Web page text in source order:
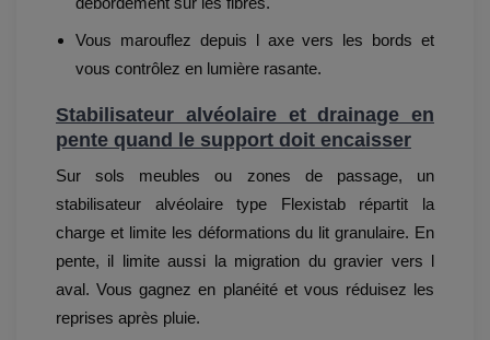
Vous marouflez depuis l axe vers les bords et
vous contrôlez en lumière rasante.
Stabilisateur alvéolaire et drainage en
pente quand le support doit encaisser
Sur sols meubles ou zones de passage, un
stabilisateur alvéolaire type Flexistab répartit la
charge et limite les déformations du lit granulaire. En
pente, il limite aussi la migration du gravier vers l
aval. Vous gagnez en planéité et vous réduisez les
reprises après pluie.